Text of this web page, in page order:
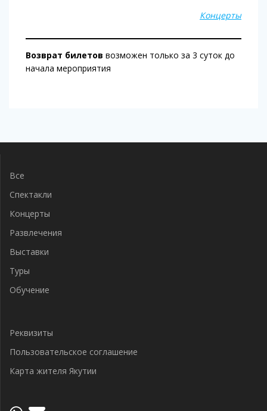
Концерты
Возврат билетов возможен только за 3 суток до
начала мероприятия
по
записям
Все
Спектакли
Концерты
Развлечения
Выставки
Туры
Обучение
Реквизиты
Пользовательское соглашение
Карта жителя Якутии